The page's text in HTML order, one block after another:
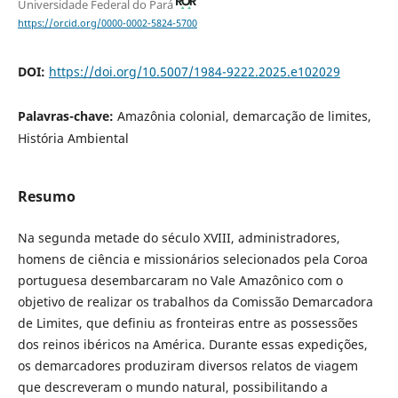
Universidade Federal do Pará
https://orcid.org/0000-0002-5824-5700
DOI: https://doi.org/10.5007/1984-9222.2025.e102029
Palavras-chave: Amazônia colonial, demarcação de limites,
História Ambiental
Resumo
Na segunda metade do século XVIII, administradores,
homens de ciência e missionários selecionados pela Coroa
portuguesa desembarcaram no Vale Amazônico com o
objetivo de realizar os trabalhos da Comissão Demarcadora
de Limites, que definiu as fronteiras entre as possessões
dos reinos ibéricos na América. Durante essas expedições,
os demarcadores produziram diversos relatos de viagem
que descreveram o mundo natural, possibilitando a